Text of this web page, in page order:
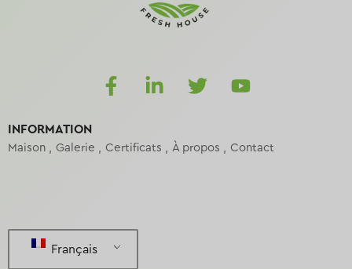
INFORMATION
Maison Galerie Certificats À propos Contact
Français